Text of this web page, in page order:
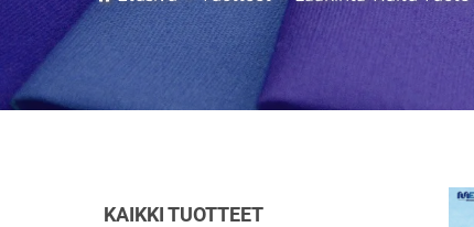
KAIKKI TUOTTEET